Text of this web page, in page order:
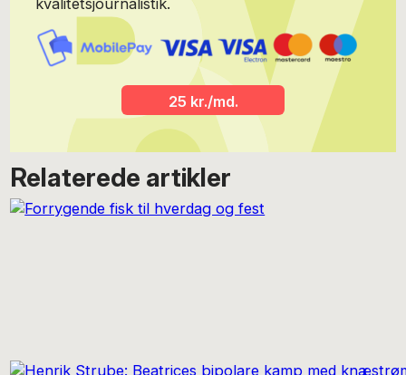
kvalitetsjournalistik.
25 kr./md.
Relaterede artikler